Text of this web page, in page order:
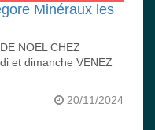
Minéraux les
NOEL CHEZ
et dimanche VENEZ
20/11/2024